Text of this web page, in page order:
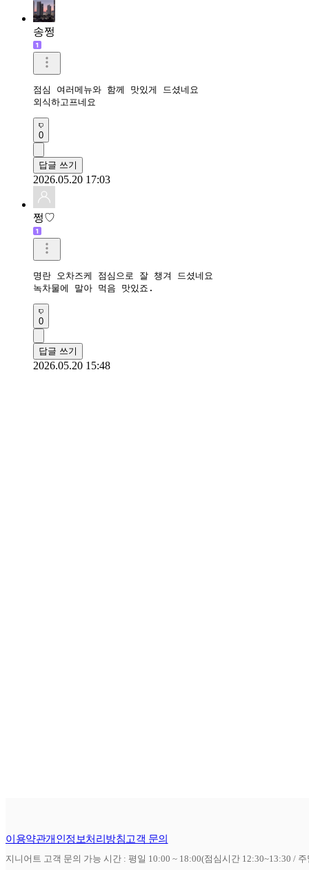
송쩡
점심 여러메뉴와 함께 맛있게 드셨네요
외식하고프네요
0
답글 쓰기
2026.05.20 17:03
쩡♡
명란 오차즈케 점심으로 잘 챙겨 드셨네요
녹차물에 말아 먹음 맛있죠.
0
답글 쓰기
2026.05.20 15:48
이용약관개인정보처리방침고객 문의
지니어트 고객 문의 가능 시간 : 평일 10:00 ~ 18:00(점심시간 12:30~13:30 /